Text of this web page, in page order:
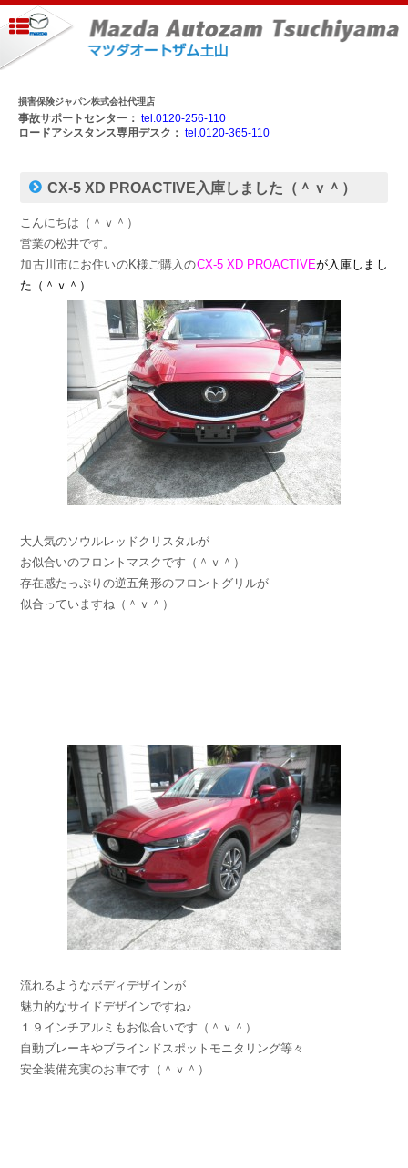
損害保険ジャパン株式会社代理店
事故サポートセンター： tel.0120-256-110
ロードアシスタンス専用デスク： tel.0120-365-110
CX-5 XD PROACTIVE入庫しました（＾ｖ＾）
こんにちは（＾ｖ＾）
営業の松井です。
加古川市にお住いのK様ご購入のCX-5 XD PROACTIVEが入庫しまし
た（＾ｖ＾）
大人気のソウルレッドクリスタルが
お似合いのフロントマスクです（＾ｖ＾）
存在感たっぷりの逆五角形のフロントグリルが
似合っていますね（＾ｖ＾）
流れるようなボディデザインが
魅力的なサイドデザインですね♪
１９インチアルミもお似合いです（＾ｖ＾）
自動ブレーキやブラインドスポットモニタリング等々
安全装備充実のお車です（＾ｖ＾）